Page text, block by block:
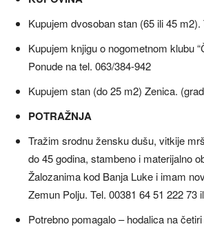
Kupujem dvosoban stan (65 ili 45 m2).
Kupujem knjigu o nogometnom klubu
Ponude na tel. 063/384-942
Kupujem stan (do 25 m2) Zenica.
POTRAŽNJA
Tražim srodnu žensku dušu, vitkije
do 45 godina, stambeno i materijalno
Žalozanima kod Banja Luke i imam
Zemun Polju. Tel. 00381 64 51 222 73
Potrebno pomagalo – hodalica na